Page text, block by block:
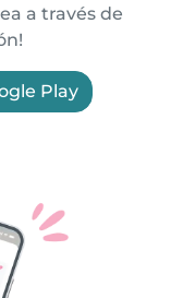
a través de
Play